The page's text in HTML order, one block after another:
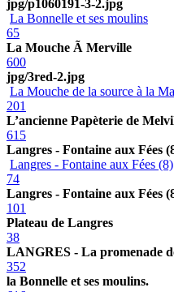
jpg/p1060191-3-2.jpg
La Bonnelle et ses moulins
65
La Mouche Ã Merville
600
jpg/3red-2.jpg
La Mouche de la source à la
201
L’ancienne Papèterie de
615
Langres - Fontaine aux Fées
Langres - Fontaine aux Fées (8)
74
Langres - Fontaine aux Fées
101
Plateau de Langres
38
LANGRES - La promenade
352
la Bonnelle et ses moulins.